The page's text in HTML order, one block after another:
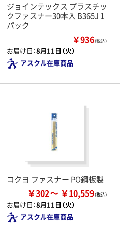
ジョインテックス プラスチッ
クファスナー30本入 B365J 1
パック
￥936（税込）
お届け日：8月11日（火）
アスクル在庫商品
コクヨ ファスナー PO鋼板製
￥302 ￥10,559
お届け日：8月11日（火）
アスクル在庫商品